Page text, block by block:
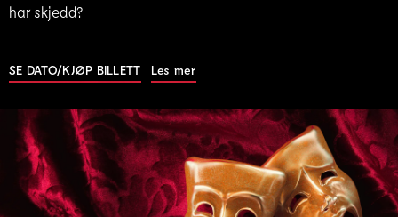
har skjedd?
SE DATO/KJØP BILLETT Les mer